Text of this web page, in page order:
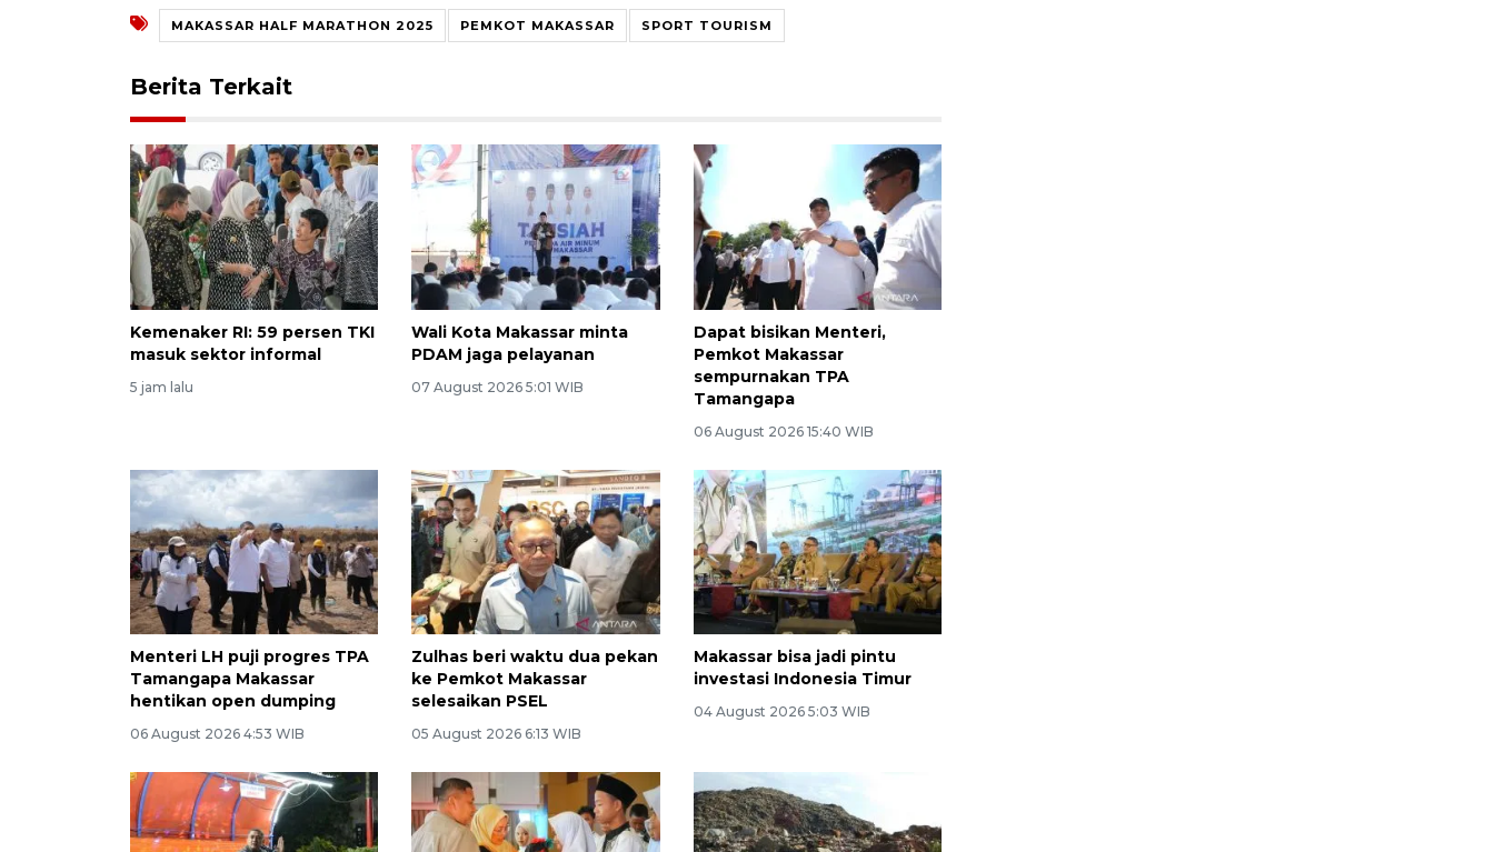
MAKASSAR HALF MARATHON 2025 PEMKOT MAKASSAR SPORT TOURISM
Berita Terkait
Kemenaker RI: 59 persen TKI
masuk sektor informal
5 jam lalu
Wali Kota Makassar minta
PDAM jaga pelayanan
07 August 2026 5:01 WIB
Dapat bisikan Menteri,
Pemkot Makassar
sempurnakan TPA
Tamangapa
06 August 2026 15:40 WIB
Menteri LH puji progres TPA
Tamangapa Makassar
hentikan open dumping
06 August 2026 4:53 WIB
Zulhas beri waktu dua pekan
ke Pemkot Makassar
selesaikan PSEL
05 August 2026 6:13 WIB
Makassar bisa jadi pintu
investasi Indonesia Timur
04 August 2026 5:03 WIB